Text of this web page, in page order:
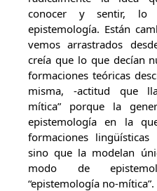
conocer y sentir, lo
epistemología. Están
vemos arrastrados
creía que lo que decían
formaciones teóricas
misma, -actitud que
mítica” porque la
epistemología en la
formaciones
sino que la modelan
modo de
“epistemología no-mítica”.